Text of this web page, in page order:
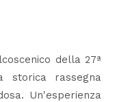
della 27ª
storica rassegna
Un'esperienza